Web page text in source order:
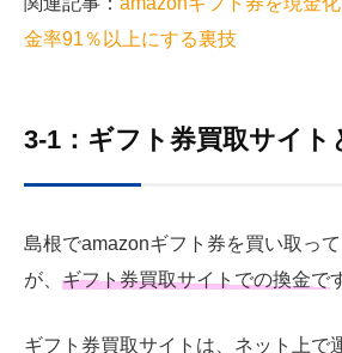
金率91％以上にする裏技
3-1：ギフト券買取サイト
島根でamazonギフト券を買い取っ
が、 ギフト券買取サイトでの換金で
ギフト券買取サイトは、ネット上で